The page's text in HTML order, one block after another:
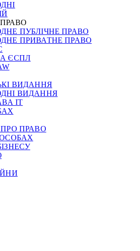
ПУБЛІЧНЕ ПРАВО
ПРИВАТНЕ ПРАВО
ЄСПЛ
ВИДАННЯ
ВИДАННЯ
ІТ
ПРАВО